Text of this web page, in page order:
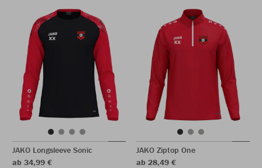
JAKO Longsleeve Sonic
ab 34,99 €
JAKO Ziptop One
ab 28,49 €